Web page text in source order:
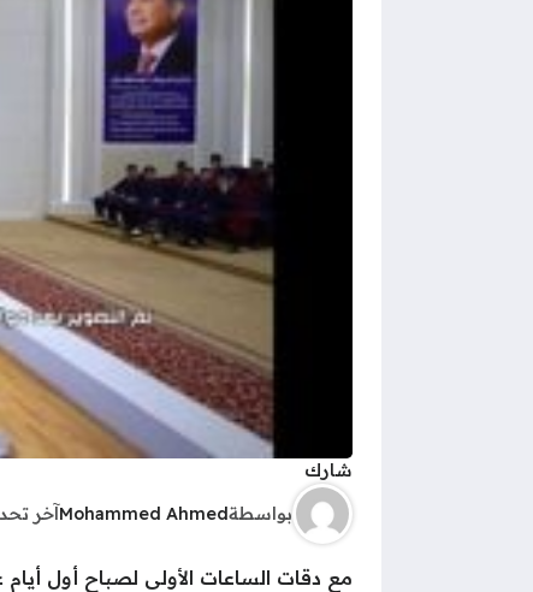
شارك
بواسطةMohammed Ahmedآخر
مع دقات الساعات الأولى لصباح أول